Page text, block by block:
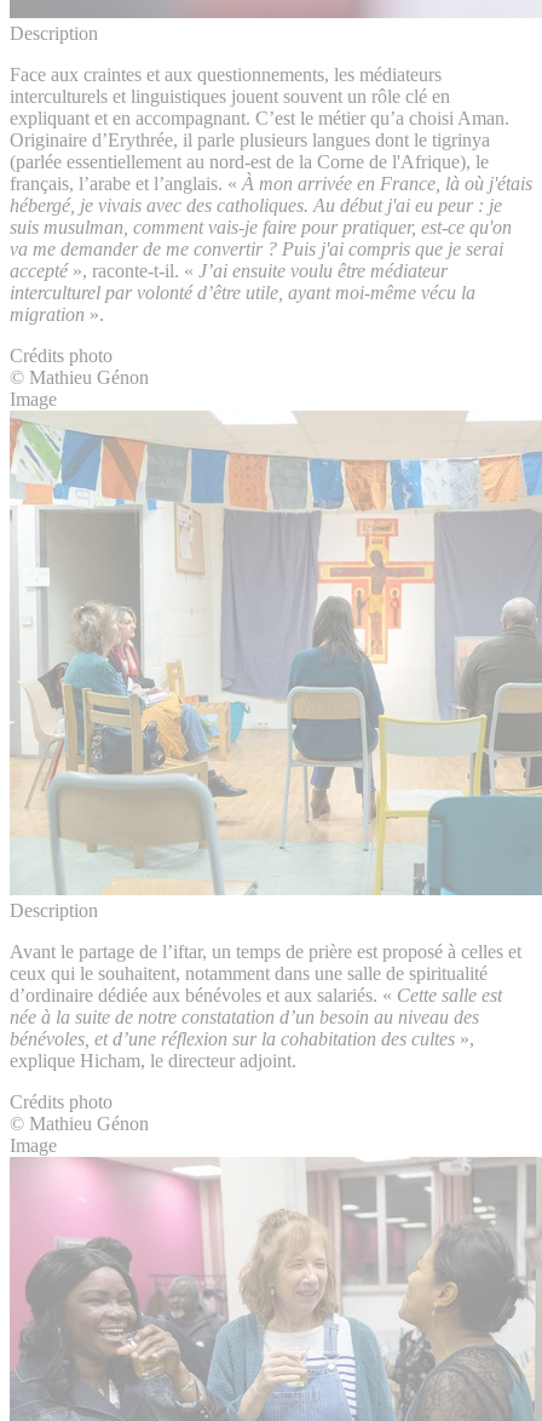
Description
Face aux craintes et aux questionnements, les médiateurs
interculturels et linguistiques jouent souvent un rôle clé en
expliquant et en accompagnant. C’est le métier qu’a choisi Aman.
Originaire d’Erythrée, il parle plusieurs langues dont le tigrinya
(parlée essentiellement au nord-est de la Corne de l'Afrique), le
français, l’arabe et l’anglais. « À mon arrivée en France, là où j'étais
hébergé, je vivais avec des catholiques. Au début j'ai eu peur : je
suis musulman, comment vais-je faire pour pratiquer, est-ce qu'on
va me demander de me convertir ? Puis j'ai compris que je serai
accepté », raconte-t-il. « J’ai ensuite voulu être médiateur
interculturel par volonté d’être utile, ayant moi-même vécu la
migration ».
Crédits photo
© Mathieu Génon
Image
Description
Avant le partage de l’iftar, un temps de prière est proposé à celles et
ceux qui le souhaitent, notamment dans une salle de spiritualité
d’ordinaire dédiée aux bénévoles et aux salariés. « Cette salle est
née à la suite de notre constatation d’un besoin au niveau des
bénévoles, et d’une réflexion sur la cohabitation des cultes »,
explique Hicham, le directeur adjoint.
Crédits photo
© Mathieu Génon
Image